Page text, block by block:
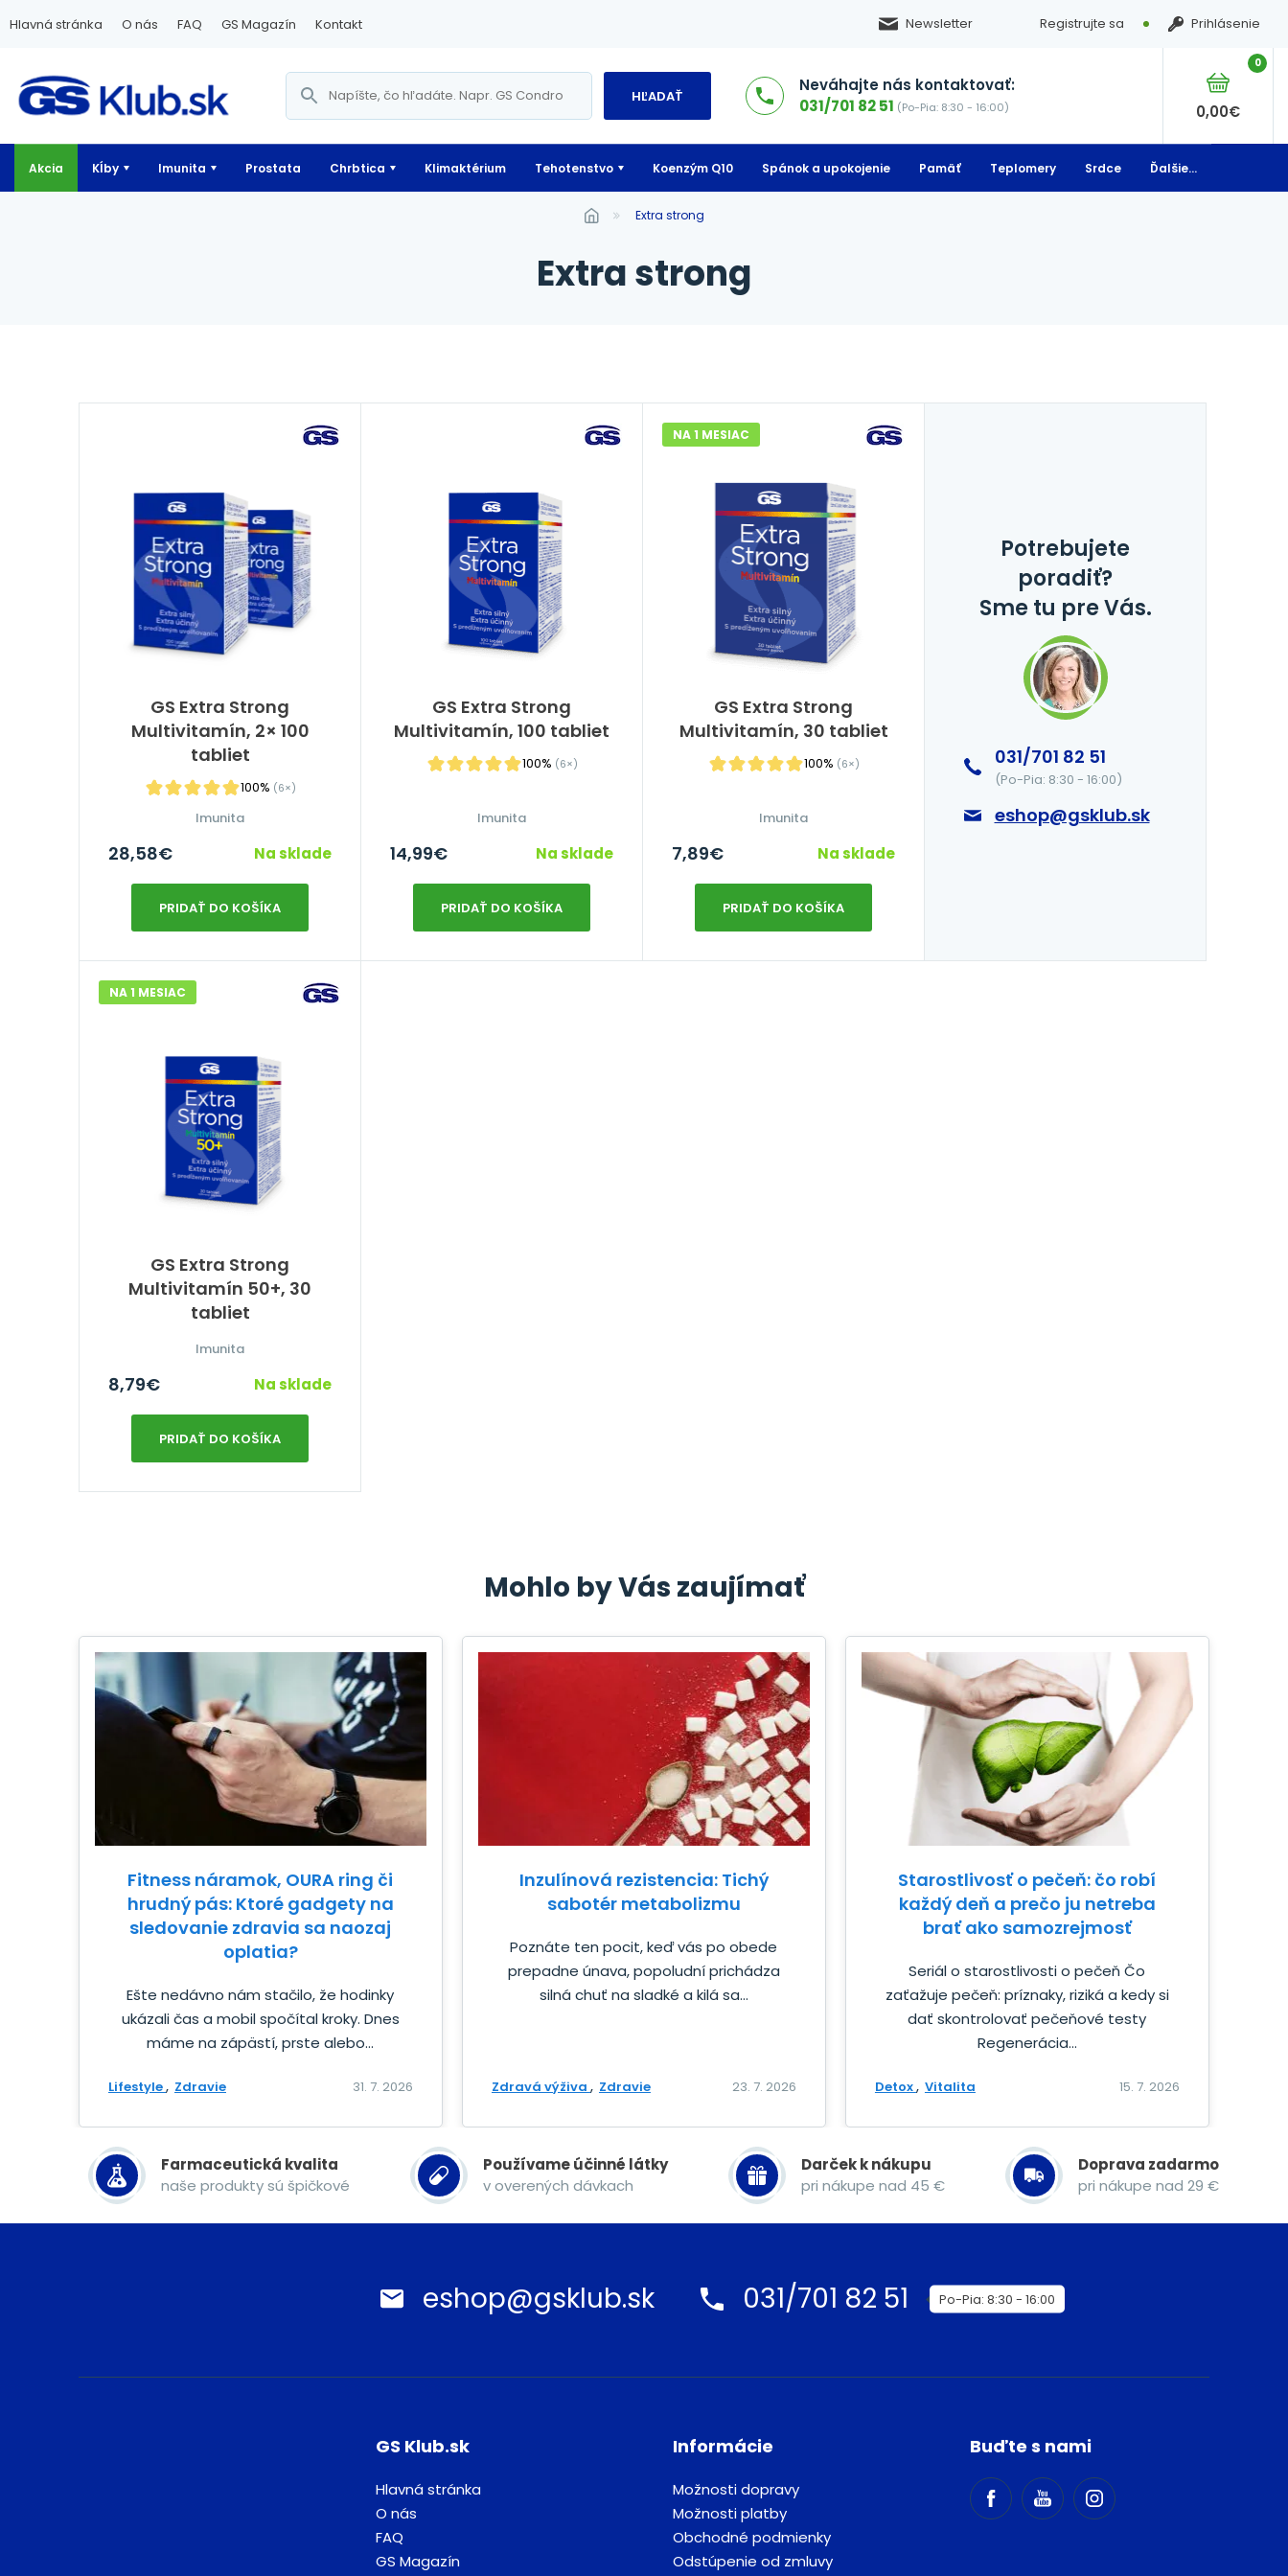
Hlavná stránka O nás FAQ GS Magazín Kontakt Newsletter Registrujte sa Prihlásenie
HĽADAŤ
Neváhajte nás kontaktovať:
031/701 82 51 (Po-Pia: 8:30 - 16:00)
0
0,00€
Akcia Kĺby Imunita Prostata Chrbtica Klimaktérium Tehotenstvo Koenzým Q10 Spánok a upokojenie Pamäť Teplomery Srdce Ďalšie...
extra strong
extra strong
GS Extra Strong
Multivitamín, 2× 100
tabliet
100% (6×)
Imunita
28,58€ Na sklade
PRIDAŤ DO KOŠÍKA
GS Extra Strong
Multivitamín, 100 tabliet
100% (6×)
Imunita
14,99€ Na sklade
PRIDAŤ DO KOŠÍKA
GS Extra Strong
Multivitamín, 30 tabliet
100% (6×)
NA 1 MESIAC
Imunita
7,89€ Na sklade
PRIDAŤ DO KOŠÍKA
Potrebujete
poradiť?
Sme tu pre Vás.
031/701 82 51
(Po-Pia: 8:30 - 16:00)
eshop@gsklub.sk
GS Extra Strong
Multivitamín 50+, 30
tabliet
NA 1 MESIAC
Imunita
8,79€ Na sklade
PRIDAŤ DO KOŠÍKA
Mohlo by Vás zaujímať
Fitness náramok, OURA ring či
hrudný pás: Ktoré gadgety na
sledovanie zdravia sa naozaj
oplatia?
Ešte nedávno nám stačilo, že hodinky
ukázali čas a mobil spočítal kroky. Dnes
máme na zápästí, prste alebo...
Lifestyle Zdravie 31. 7. 2026
Inzulínová rezistencia: Tichý
sabotér metabolizmu
Poznáte ten pocit, keď vás po obede
prepadne únava, popoludní prichádza
silná chuť na sladké a kilá sa...
Zdravá výživa Zdravie 23. 7. 2026
Starostlivosť o pečeň: čo robí
každý deň a prečo ju netreba
brať ako samozrejmosť
Seriál o starostlivosti o pečeň Čo
zaťažuje pečeň: príznaky, riziká a kedy si
dať skontrolovať pečeňové testy
Regenerácia...
Detox Vitalita 15. 7. 2026
Farmaceutická kvalita
naše produkty sú špičkové
Používame účinné látky
v overených dávkach
Darček k nákupu
pri nákupe nad 45 €
Doprava zadarmo
pri nákupe nad 29 €
eshop@gsklub.sk 031/701 82 51 Po-Pia: 8:30 - 16:00
GS Klub.sk
Hlavná stránka
O nás
FAQ
GS Magazín
Informácie
Možnosti dopravy
Možnosti platby
Obchodné podmienky
Odstúpenie od zmluvy
Buďte s nami